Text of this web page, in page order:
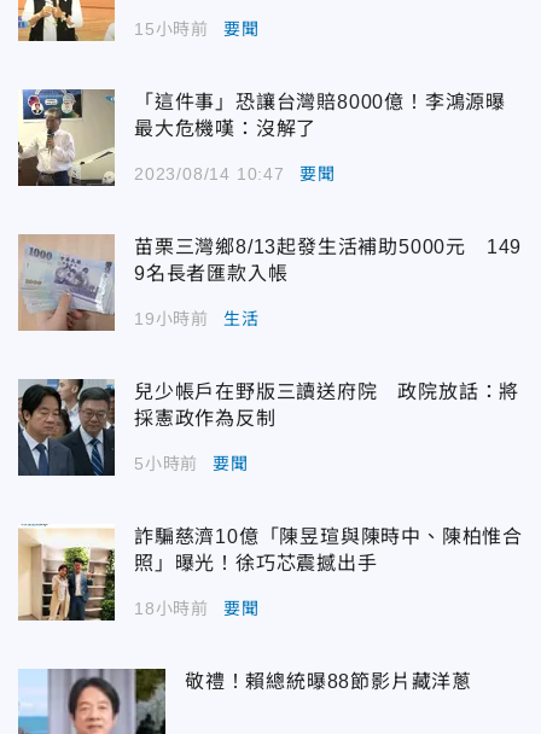
15小時前 要聞
「這件事」恐讓台灣賠8000億！李鴻源曝
最大危機嘆：沒解了
2023/08/14 10:47 要聞
苗栗三灣鄉8/13起發生活補助5000元 149
9名長者匯款入帳
19小時前 生活
兒少帳戶在野版三讀送府院 政院放話：將
採憲政作為反制
5小時前 要聞
詐騙慈濟10億「陳昱瑄與陳時中、陳柏惟合
照」曝光！徐巧芯震撼出手
18小時前 要聞
敬禮！賴總統曝88節影片藏洋蔥